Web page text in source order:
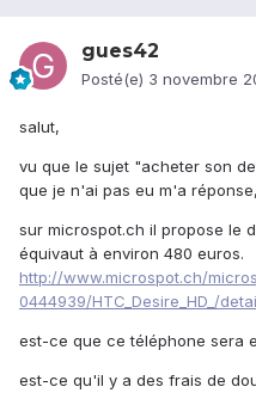
gues42
Posté(e) 3 novembre
salut,
vu que le sujet "acheter son
que je n'ai pas eu m'a
sur microspot.ch il propose le
équivaut à environ 480 euros.
http://www.microspot.ch/
0444939/HTC_Desire_HD_/
est-ce que ce téléphone sera
est-ce qu'il y a des frais de